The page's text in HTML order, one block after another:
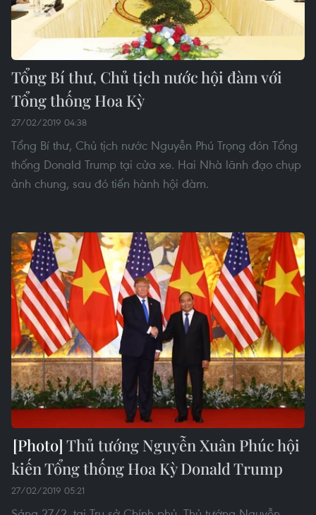
Tổng Bí thư, Chủ tịch nước hội đàm với
Tổng thống Hoa Kỳ
27/02/2019 04:38
Tổng Bí thư, Chủ tịch nước Nguyễn Phú Trọng đón Tổng
thống Donald Trump tại cửa xe. Hai Nhà lãnh đạo chụp
ảnh chung, sau đó tiến hành hội đàm.
Thủ tướng Nguyễn Xuân Phúc hội
kiến Tổng thống Hoa Kỳ Donald Trump
27/02/2019 05:21